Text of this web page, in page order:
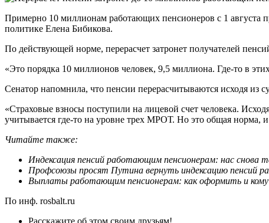
Примерно 10 миллионам работающих пенсионеров с 1 августа
политике Елена Бибикова.
По действующей норме, перерасчет затронет получателей
«Это порядка 10 миллионов человек, 9,5 миллиона. Где-то в
Сенатор напомнила, что пенсии перерасчитываются исходя из
«Страховые взносы поступили на лицевой счет человека.
учитывается где-то на уровне трех МРОТ. Но это общая норма,
Читайте также:
Индексация пенсий работающим пенсионерам: нас
Профсоюзы просят Путина вернуть индексацию пенсий
Выплаты работающим пенсионерам: как оформить и
По инф. rosbalt.ru
Расскажите об этом своим друзьям!